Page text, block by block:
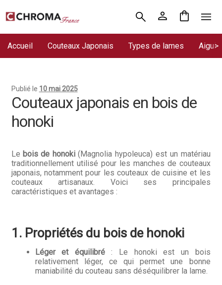
Aller
navigation
Aller
Accueil Couteaux Japonais Types de lames
Chroma France
Commande
Conditions Générales de Vente
Demande de devis
Expédition le jour même
Hall of Fame
Bocuse d’Or
Publié le 10 mai 2025
Couteaux japonais en bois de
honoki
Le bois de honoki(Magnolia hypoleuca) est un matériau
traditionnellement utilisé pour les manches de couteaux
japonais, notamment pour les couteaux de cuisine et les
couteaux artisanaux. Voici ses principales
caractéristiques et avantages :
1. Propriétés du bois de honoki
Léger et équilibré: Le honoki est un bois
relativement léger, ce qui permet une bonne
maniabilité du couteau sans déséquilibrer la lame.